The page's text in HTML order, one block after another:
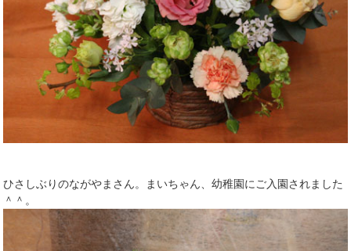
ひさしぶりのながやまさん。まいちゃん、幼稚園にご入園されました
＾＾。